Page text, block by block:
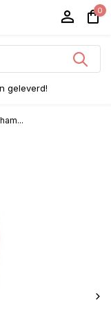
0
geleverd!